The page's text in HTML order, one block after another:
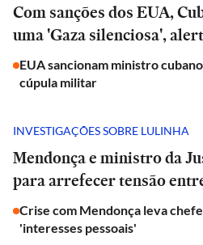
Com sanções dos EUA,
uma 'Gaza silenciosa',
EUA sancionam ministro
cúpula militar
INVESTIGAÇÕES SOBRE LULINHA
Mendonça e ministro da
para arrefecer tensão
Crise com Mendonça leva
'interesses pessoais'